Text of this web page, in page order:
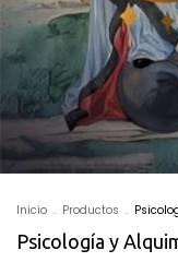
Inicio . Productos .
Psicología y